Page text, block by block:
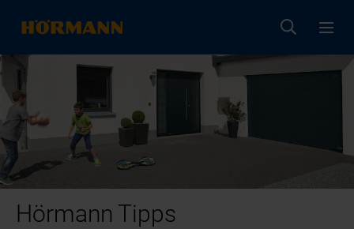
Hörmann Tipps